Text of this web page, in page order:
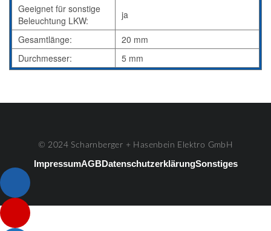
Geeignet für sonstige
Beleuchtung LKW:
ja
Gesamtlänge:
20 mm
Durchmesser:
5 mm
© 2024 Scharnberger + Hasenbein Elektro GmbH
ImpressumAGBDatenschutzerklärungSonstiges
Listenelement #1